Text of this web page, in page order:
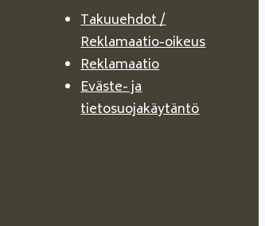
Takuuehdot /
Reklamaatio-oikeus
Reklamaatio
Eväste- ja
tietosuojakäytäntö